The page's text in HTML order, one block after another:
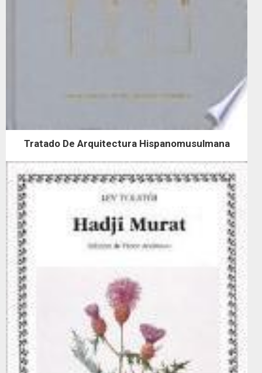
Tratado De Arquitectura Hispanomusulmana